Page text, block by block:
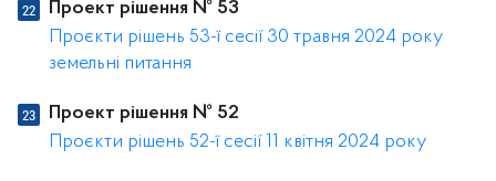
Проект рішення № 53
Проєкти рішень 53-ї сесії 30 травня 2024 року
земельні питання
Проект рішення № 52
Проєкти рішень 52-ї сесії 11 квітня 2024 року